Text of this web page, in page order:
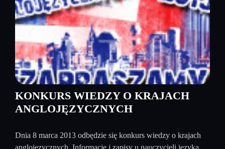
KONKURS WIEDZY O KRAJACH
ANGLOJĘZYCZNYCH
Dnia 8 marca 2013 odbędzie się konkurs wiedzy o krajach
anglojęzycznych. Informacje i zapisy u nauczycieli języka